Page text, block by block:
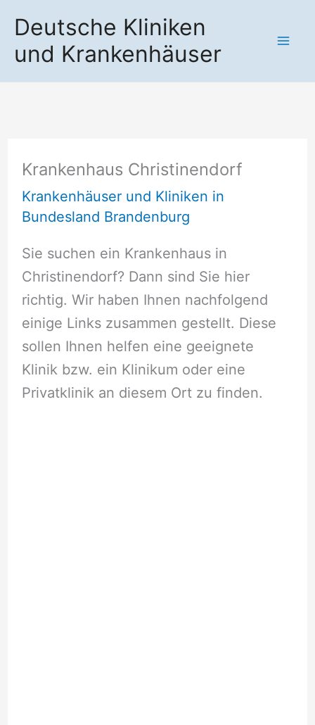
Inhalt
springen
Deutsche Kliniken
und Krankenhäuser
Krankenhaus Christinendorf
Krankenhäuser und Kliniken in
Bundesland Brandenburg
Sie suchen ein Krankenhaus in
Christinendorf? Dann sind Sie hier
richtig. Wir haben Ihnen nachfolgend
einige Links zusammen gestellt. Diese
sollen Ihnen helfen eine geeignete
Klinik bzw. ein Klinikum oder eine
Privatklinik an diesem Ort zu finden.